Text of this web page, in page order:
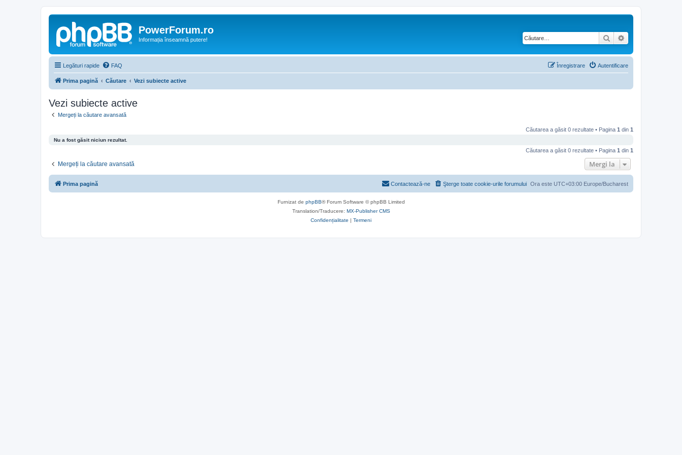
PowerForum.ro
Informația înseamnă putere! Căutare
Legături rapide FAQ Autentificare
Înregistrare
Prima pagină Căutare Vezi subiecte active
Vezi subiecte active
Mergeți la căutare avansată
Căutarea a găsit 0 rezultate • Pagina 1 din 1
Nu a fost găsit niciun rezultat.
Căutarea a găsit 0 rezultate • Pagina 1 din 1
Mergeți la căutare avansată Mergi la
Prima pagină Ora este UTC+03:00 Europe/Bucharest
Şterge toate cookie-urile forumului
Contactează-ne
Furnizat de phpBB® Forum Software © phpBB Limited
Translation/Traducere: MX-Publisher CMS
Confidențialitate | Termeni